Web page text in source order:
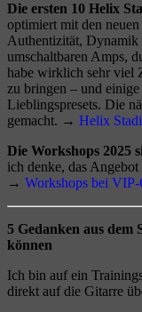
Die ersten 10 Helix
optimiert mit den
Authentizität, Dynamik
umschaltbaren Amps,
habe wirklich sehr viel
zu bringen – und
Lieblingspresets. Die
gemacht. → Helix
Die Workshops 2025
ich denke, das
→ Workshops bei
5 Gedanken aus dem
können
Ich bin auf ein
direkt auf die Gitarre